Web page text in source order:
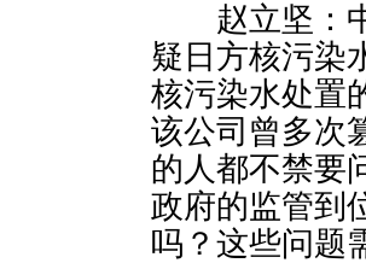
赵立坚：中
疑日方核污染
核污染水处置
该公司曾多次
的人都不禁要
政府的监管到
吗？这些问题